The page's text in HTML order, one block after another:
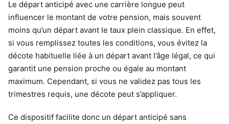
Le départ anticipé avec une carrière longue peut
influencer le montant de votre pension, mais souvent
moins qu’un départ avant le taux plein classique. En effet,
si vous remplissez toutes les conditions, vous évitez la
décote habituelle liée à un départ avant l’âge légal, ce qui
garantit une pension proche ou égale au montant
maximum. Cependant, si vous ne validez pas tous les
trimestres requis, une décote peut s’appliquer.
Ce dispositif facilite donc un départ anticipé sans